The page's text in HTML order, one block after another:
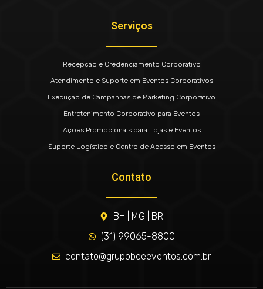
Serviços
Recepção e Credenciamento Corporativo
Atendimento e Suporte em Eventos Corporativos
Execução de Campanhas de Marketing Corporativo
Entretenimento Corporativo para Eventos
Ações Promocionais para Lojas e Eventos
Suporte Logístico e Centro de Acesso em Eventos
Contato
BH | MG | BR
(31) 99065-8800
contato@grupobeeeventos.com.br